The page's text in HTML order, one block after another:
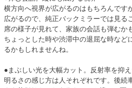
横方向へ視界が広がるのはもちろんです
広がるので、純正バックミラーでは見る
席の様子が見れて、家族の会話も弾むか
ちょっとした時や渋滞中の退屈な時など
るかもしれませんね。
●まぶしい光を大幅カット。反射率を抑
明るさの感じ方は人それぞれです。後続